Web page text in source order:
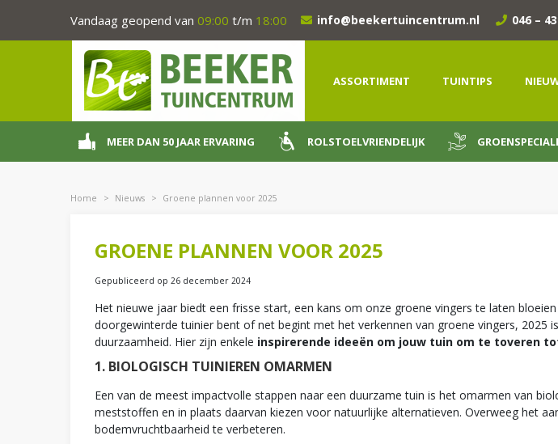
content
Home > Nieuws > Groene plannen voor 2025
Vandaag geopend van 09:00 t/m 18:00 info@beekertuincentrum.nl 046 –
ASSORTIMENT TUINTIPS
MEER DAN 50 JAAR ERVARING ROLSTOELVRIENDELIJK
GROENE PLANNEN VOOR 2025
Gepubliceerd op 26 december 2024
Het nieuwe jaar biedt een frisse start, een kans om onze groene vingers te laten
doorgewinterde tuinier bent of net begint met het verkennen van groene vingers,
duurzaamheid. Hier zijn enkele inspirerende ideeën om jouw tuin om te toveren
1. BIOLOGISCH TUINIEREN OMARMEN
Een van de meest impactvolle stappen naar een duurzame tuin is het omarmen van
meststoffen en in plaats daarvan kiezen voor natuurlijke alternatieven. Overweeg het
bodemvruchtbaarheid te verbeteren.